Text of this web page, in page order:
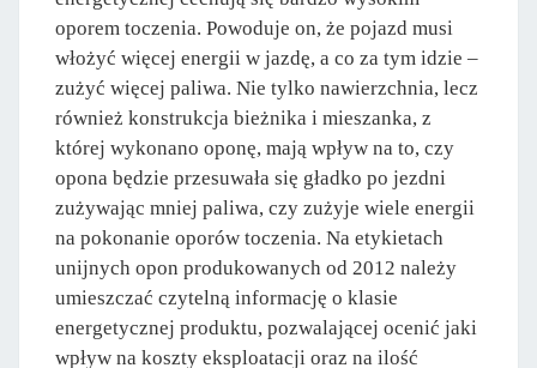
oporem toczenia. Powoduje on, że pojazd musi
włożyć więcej energii w jazdę, a co za tym idzie –
zużyć więcej paliwa. Nie tylko nawierzchnia, lecz
również konstrukcja bieżnika i mieszanka, z
której wykonano oponę, mają wpływ na to, czy
opona będzie przesuwała się gładko po jezdni
zużywając mniej paliwa, czy zużyje wiele energii
na pokonanie oporów toczenia. Na etykietach
unijnych opon produkowanych od 2012 należy
umieszczać czytelną informację o klasie
energetycznej produktu, pozwalającej ocenić jaki
wpływ na koszty eksploatacji oraz na ilość